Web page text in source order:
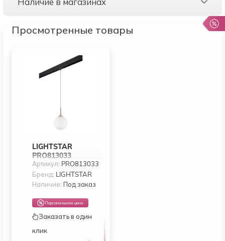
Просмотренные товары
LIGHTSTAR
PRO813033
СВЕТИЛЬНИК Д
1-ФАЗН ТРЕКА
GLOBO 1Х40W E14
БЕЛЫЙ ЧЕРНЫЙ
(813033+595007)
Артикул: PRO813033
Бренд: LIGHTSTAR
Наличие: Под заказ
Персональная цена
Заказать в один
клик